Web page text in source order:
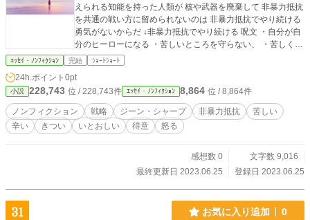
えられる知能を持った人類が 核や武器を廃棄して 非暴力抵抗
を共通の戦い方に留められないのは 非暴力抵抗でやり続ける
勇気がないからだ ↓非暴力抵抗でやり続ける 呪文 ・自分が自
分のヒーローになる ・苦しいところを守らない、 ・苦しくて
も助けない、ほっぱらかしにする ・苦しむのを 得意なことに
る ・暴力、格闘技は知らなくていい ・自分に酔う ・先のこ
とを 考えない ・今この一瞬 からなにかつかみとろうとする
・死、苦しい、別れ、変化 を特別扱いしない ・それへ 同
情、愛情、いたわり を向けてみる ・死、苦しい、別れ、変化
をいとおしむ、慈しむ、寄り添う https://ka2.link/situke/betus
として 馬鹿な戦争をやらかした愚か者の国として 核を持たな
2.link/situke/ibento/#1 ↓こんなのも https://ka2.link/situke/ibent
ｴｯｾｲ・ﾉﾝﾌｨｸｼｮﾝ 完結 ｼｮｰﾄｼｮｰﾄ
24h.ポイント 0pt
小説 228,743 位 / 228,743件 ｴｯｾｲ・ﾉﾝﾌｨｸｼｮﾝ 8,864 位 / 8,864件
ノンフィクション 戦略 ジーン・シャープ 非暴力抵抗
苦しい
辛い
きつい いとおしい 得意 怒る
感想数 0
文字数 9,016
最終更新日 2023.06.25
登録日 2023.06.25
31 お気に入り追加 0